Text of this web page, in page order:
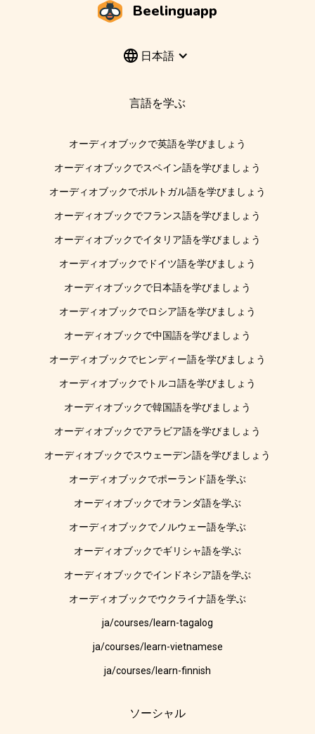
Beelinguapp
日本語
言語を学ぶ
オーディオブックで英語を学びましょう
オーディオブックでスペイン語を学びましょう
オーディオブックでポルトガル語を学びましょう
オーディオブックでフランス語を学びましょう
オーディオブックでイタリア語を学びましょう
オーディオブックでドイツ語を学びましょう
オーディオブックで日本語を学びましょう
オーディオブックでロシア語を学びましょう
オーディオブックで中国語を学びましょう
オーディオブックでヒンディー語を学びましょう
オーディオブックでトルコ語を学びましょう
オーディオブックで韓国語を学びましょう
オーディオブックでアラビア語を学びましょう
オーディオブックでスウェーデン語を学びましょう
オーディオブックでポーランド語を学ぶ
オーディオブックでオランダ語を学ぶ
オーディオブックでノルウェー語を学ぶ
オーディオブックでギリシャ語を学ぶ
オーディオブックでインドネシア語を学ぶ
オーディオブックでウクライナ語を学ぶ
ja/courses/learn-tagalog
ja/courses/learn-vietnamese
ja/courses/learn-finnish
ソーシャル